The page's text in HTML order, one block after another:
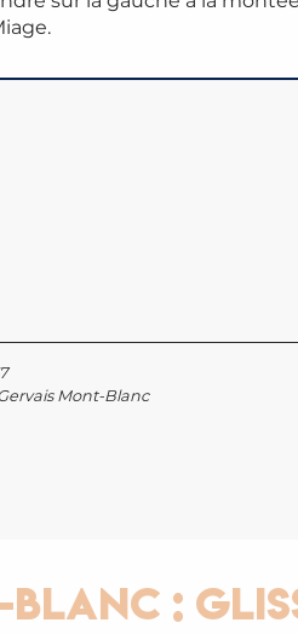
Mont-Blanc
: